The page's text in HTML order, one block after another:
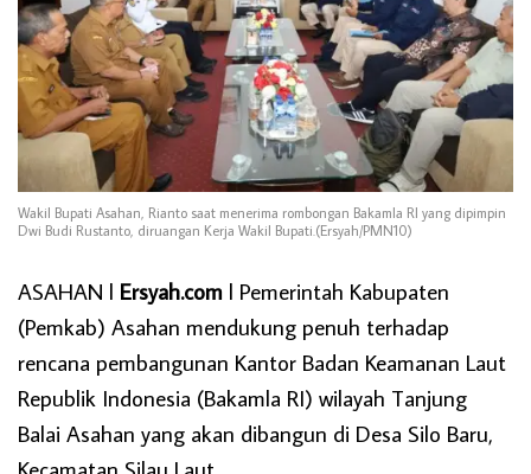
Wakil Bupati Asahan, Rianto saat menerima rombongan Bakamla RI yang dipimpin
Dwi Budi Rustanto, diruangan Kerja Wakil Bupati.(Ersyah/PMN10)
ASAHAN l Ersyah.com l Pemerintah Kabupaten
(Pemkab) Asahan mendukung penuh terhadap
rencana pembangunan Kantor Badan Keamanan Laut
Republik Indonesia (Bakamla RI) wilayah Tanjung
Balai Asahan yang akan dibangun di Desa Silo Baru,